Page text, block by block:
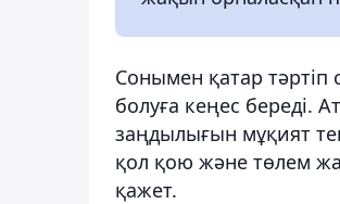
Сонымен қатар тәртіп
болуға кеңес береді.
заңдылығын мұқият
қол қою және төлем
қажет.